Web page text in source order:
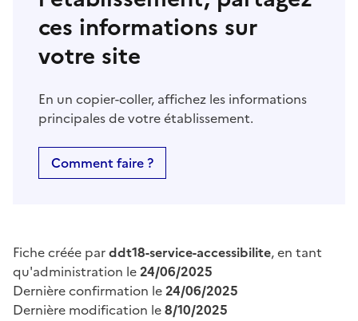
ces informations sur
votre site
En un copier-coller, affichez les informations
principales de votre établissement.
Comment faire ?
Fiche créée parddt18-service-accessibilite, en tant
qu'administration le24/06/2025
Dernière confirmation le24/06/2025
Dernière modification le8/10/2025